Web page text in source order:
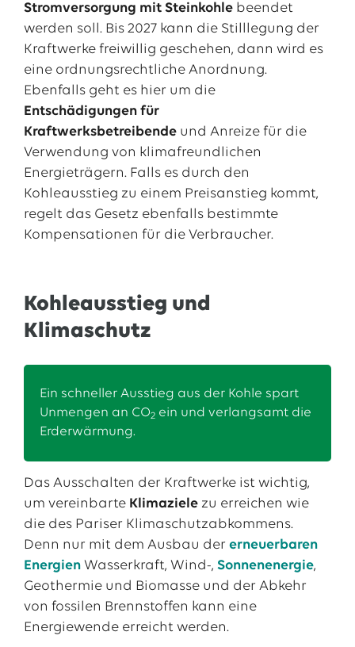
Stromversorgung mit Steinkohlebeendet
werden soll. Bis 2027 kann die Stilllegung der
Kraftwerke freiwillig geschehen, dann wird es
eine ordnungsrechtliche Anordnung.
Ebenfalls geht es hier um die
Entschädigungen für
Kraftwerksbetreibendeund Anreize für die
Verwendung von klimafreundlichen
Energieträgern. Falls es durch den
Kohleausstieg zu einem Preisanstieg kommt,
regelt das Gesetz ebenfalls bestimmte
Kompensationen für die Verbraucher.
Kohleausstieg und
Klimaschutz
Ein schneller Ausstieg aus der Kohle spart
Unmengen an CO2ein und verlangsamt die
Erderwärmung.
Das Ausschalten der Kraftwerke ist wichtig,
um vereinbarte Klimaziele zu erreichen wie
die des Pariser Klimaschutzabkommens.
Denn nur mit dem Ausbau der erneuerbaren
EnergienWasserkraft, Wind-, Sonnenenergie,
Geothermie und Biomasse und der Abkehr
von fossilen Brennstoffen kann eine
Energiewende erreicht werden.